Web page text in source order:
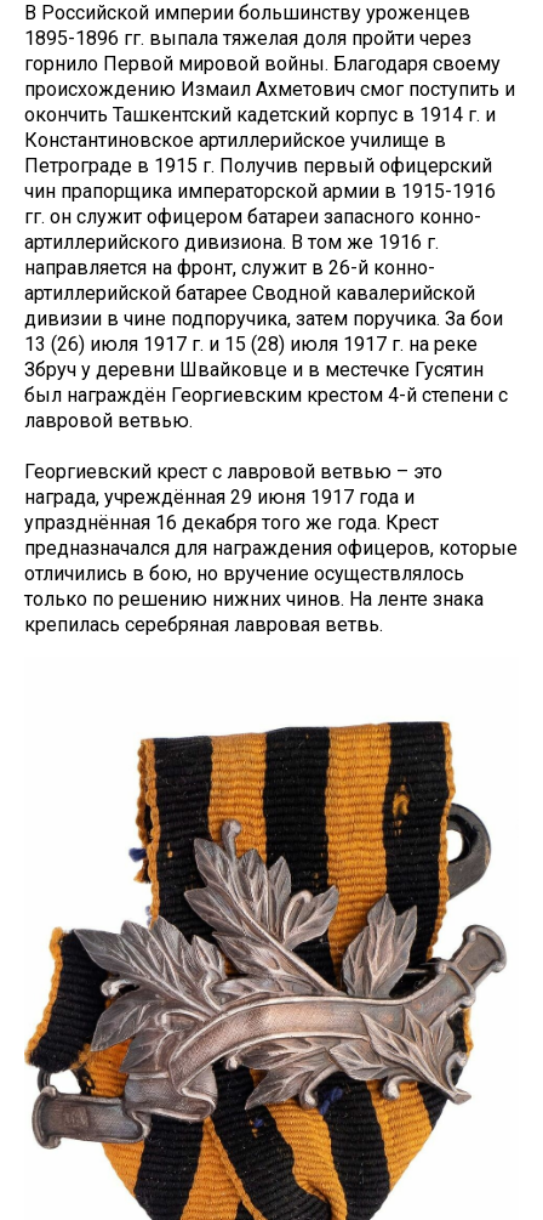
В Российской империи большинству уроженцев
1895-1896 гг. выпала тяжелая доля пройти через
горнило Первой мировой войны. Благодаря своему
происхождению Измаил Ахметович смог поступить и
окончить Ташкентский кадетский корпус в 1914 г. и
Константиновское артиллерийское училище в
Петрограде в 1915 г. Получив первый офицерский
чин прапорщика императорской армии в 1915-1916
гг. он служит офицером батареи запасного конно-
артиллерийского дивизиона. В том же 1916 г.
направляется на фронт, служит в 26-й конно-
артиллерийской батарее Сводной кавалерийской
дивизии в чине подпоручика, затем поручика. За бои
13 (26) июля 1917 г. и 15 (28) июля 1917 г. на реке
Збруч у деревни Швайковце и в местечке Гусятин
был награждён Георгиевским крестом 4-й степени с
лавровой ветвью.
Георгиевский крест с лавровой ветвью – это
награда, учреждённая 29 июня 1917 года и
упразднённая 16 декабря того же года. Крест
предназначался для награждения офицеров, которые
отличились в бою, но вручение осуществлялось
только по решению нижних чинов. На ленте знака
крепилась серебряная лавровая ветвь.